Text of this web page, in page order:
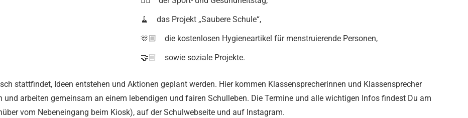
🧹 das Projekt „Saubere Schule“,
🫶🏼 die kostenlosen Hygieneartikel für menstruierende Personen,
🤝🏼 sowie soziale Projekte.
stattfindet, Ideen entstehen und Aktionen geplant werden. Hier kommen Klassensprecherinnen und Klassensprecher
und arbeiten gemeinsam an einem lebendigen und fairen Schulleben. Die Termine und alle wichtigen Infos findest Du am
vom Nebeneingang beim Kiosk), auf der Schulwebseite und auf Instagram.